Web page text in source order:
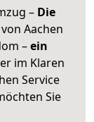
– Die
Aachen
–ein
im Klaren
Service
Sie